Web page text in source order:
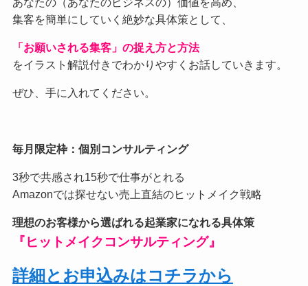
集客を簡単にしていく絶妙な具体策として、
「お願いされる集客」の捉え方と方法
をイラスト解説付きでわかりやすくお話していきます。
ぜひ、手に入れてください。
毎月限定枠：個別コンサルティング
3秒で共感され15秒で仕事がとれる
Amazonでは探せない売上直結のヒットメイク戦略
理想のお客様から選ばれる起業家になれる具体策
『ヒットメイクコンサルティング』
詳細とお申込みはコチラから